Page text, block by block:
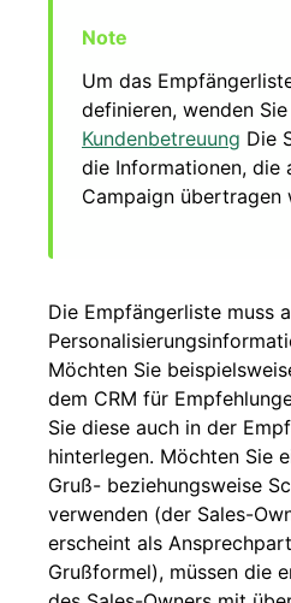
Um das
definieren, wenden
Kundenbetreuung Die
die Informationen, die
Campaign übertragen
Die Empfängerliste muss
Möchten Sie
dem CRM für
Sie diese auch in der
hinterlegen. Möchten Sie
Gruß- beziehungsweise
verwenden (der Sales-
erscheint als
Grußformel), müssen die